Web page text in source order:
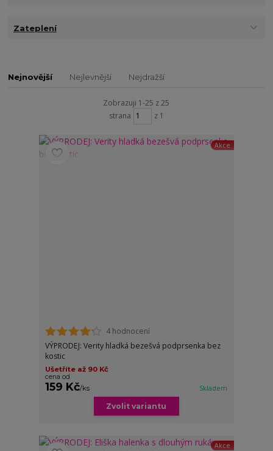
Zateplení
Nejnovější Nejlevnější Nejdražší
Zobrazuji 1-25 z 25
strana
z 1
Akce
4 hodnocení
VÝPRODEJ: Verity hladká bezešvá podprsenka bez
kostic
Ušetříte až 90 Kč
cena od
159 Kč/ks Skladem
Zvolit variantu
Akce